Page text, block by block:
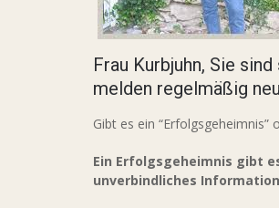
Frau Kurbjuhn, Sie
melden regelmäßig
Gibt es ein
Ein Erfolgsgeheimnis gibt
unverbindliches